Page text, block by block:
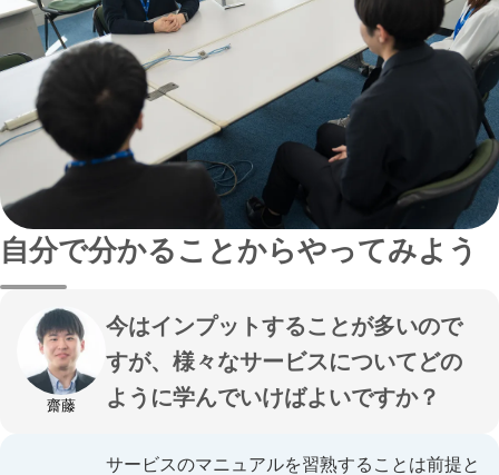
自分で分かることからやってみよう
齋藤
今はインプットすることが多いので
すが、様々なサービスについてどの
ように学んでいけばよいですか？
サービスのマニュアルを習熟することは前提と